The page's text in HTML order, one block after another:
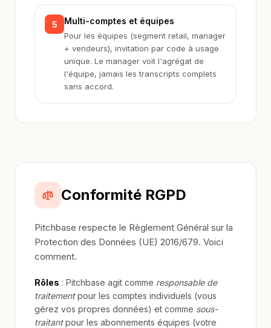
5 Multi-comptes et équipes
Pour les équipes (segment retail, manager
+ vendeurs), invitation par code à usage
unique. Le manager voit l'agrégat de
l'équipe, jamais les transcripts complets
sans accord.
Conformité RGPD
Pitchbase respecte le Règlement Général sur la
Protection des Données (UE) 2016/679. Voici
comment.
Rôles : Pitchbase agit comme responsable de
traitementpour les comptes individuels (vous
gérez vos propres données) et comme sous-
traitantpour les abonnements équipes (votre